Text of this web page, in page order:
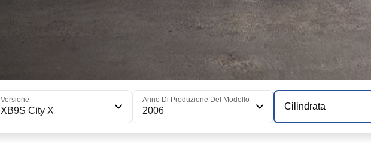
Versione
XB9S City X
Anno Di Produzione Del Modello
2006 Cilindrata